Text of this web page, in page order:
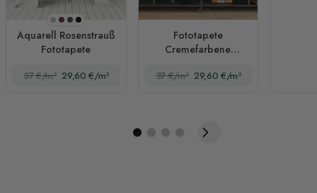
Hellgrau
Rotweinrot
Schwarz-weiß
Monochrom Schwarz
Aquarell Rosenstrauß
Fototapete
37 €/m² 29,60 €/m²
Fototapete
Cremefarbene
37 €/m² 29,60 €/m²